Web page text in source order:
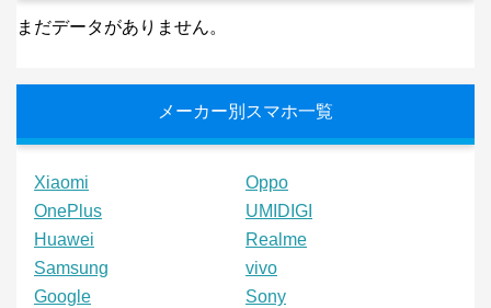
まだデータがありません。
メーカー別スマホ一覧
Xiaomi
Oppo
OnePlus
UMIDIGI
Huawei
Realme
Samsung
vivo
Google
Sony